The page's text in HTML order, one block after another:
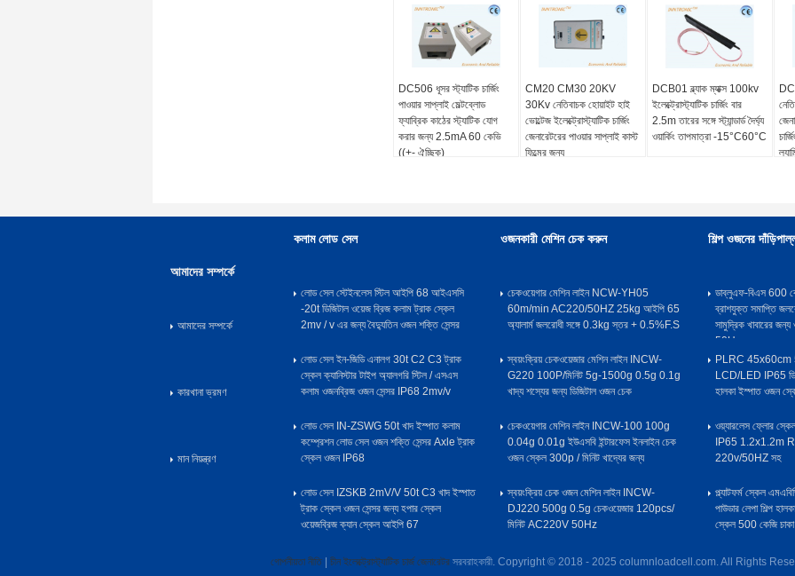
DC506 ধূসর স্ট্যাটিক চার্জিং
পাওয়ার সাপ্লাই মেল্টব্লোড
ফ্যাব্রিক কাঠের স্ট্যাটিক যোগ
করার জন্য 2.5mA 60 কেভি
((+- ঐচ্ছিক)
CM20 CM30 20KV
30Kv নেতিবাচক হোয়াইট হাই
ভোল্টেজ ইলেক্ট্রোস্ট্যাটিক চার্জিং
জেনারেটরের পাওয়ার সাপ্লাই কাস্ট
ফিল্মের জন্য
DCB01 ব্ল্যাক ম্যাক্স 100kv
ইলেক্ট্রোস্ট্যাটিক চার্জিং বার
2.5m তারের সঙ্গে স্ট্যান্ডার্ড দৈর্ঘ্য
ওয়ার্কিং তাপমাত্রা -15°C60°C
আমাদের সম্পর্কে
আমাদের সম্পর্কে
কারখানা ভ্রমণ
মান নিয়ন্ত্রণ
কলাম লোড সেল
লোড সেল স্টেইনলেস স্টিল আইপি 68 আইএসসি
-20t ডিজিটাল ওয়েজ ব্রিজ কলাম ট্রাক স্কেল
2mv / v এর জন্য বৈদ্যুতিন ওজন শক্তি সেন্সর
লোড সেল ইন-জিডি এনালগ 30t C2 C3 ট্রাক
স্কেল ক্যানিস্টার টাইপ অ্যালগরি স্টিল / এসএস
কলাম ওজনব্রিজ ওজন সেন্সর IP68 2mv/v
লোড সেল IN-ZSWG 50t খাদ ইস্পাত কলাম
কম্প্রেশন লোড সেল ওজন শক্তি সেন্সর Axle ট্রাক
স্কেল ওজন IP68
লোড সেল IZSKB 2mV/V 50t C3 খাদ ইস্পাত
ট্রাক স্কেল ওজন সেন্সর জন্য হপার স্কেল
ওয়েজব্রিজ ক্যান স্কেল আইপি 67
ওজনকারী মেশিন চেক করুন
চেকওয়েগার মেশিন লাইন NCW-YH05
60m/min AC220/50HZ 25kg আইপি 65
অ্যালার্ম জলরোধী সঙ্গে 0.3kg স্তর + 0.5%F.S
স্বয়ংক্রিয় চেকওয়েজার মেশিন লাইন INCW-
G220 100P/মিনিট 5g-1500g 0.5g 0.1g
খাদ্য শস্যের জন্য ডিজিটাল ওজন চেক
চেকওয়েগার মেশিন লাইন INCW-100 100g
0.04g 0.01g ইউএসবি ইন্টারফেস ইনলাইন চেক
ওজন স্কেল 300p / মিনিট খাদ্যের জন্য
স্বয়ংক্রিয় চেক ওজন মেশিন লাইন INCW-
DJ220 500g 0.5g চেকওয়েজার 120pcs/
মিনিট AC220V 50Hz
শিল্প ওজনের
ডাব্লুএফ-বিএস 600
ব্রাশযুক্ত সমাপ্তি
সামুদ্রিক খাবারের
50Hz
PLRC 45x60cm
LCD/LED IP65
হালকা ইস্পাত ওজন
ওয়্যারলেস ফ্লোর
IP65 1.2x1.2m
220v/50HZ সহ
প্ল্যাটফর্ম স্কেল
পাউডার লেপা শিল্প
স্কেল 500 কেজি
গোপনীয়তা নীতি চীন ইলেক্ট্রোস্ট্যাটিক চার্জ জেনারেটর সরবরাহকারী. Copyright © 2018 - 2025 columnloadcell.com. All Rights